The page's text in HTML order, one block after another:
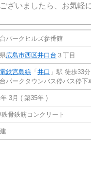
ざいましたら、お気軽
パークヒルズ参番館
広島市西区井口台 ３丁目
鉄宮島線 「井口 」駅 徒歩33分
パークタウンバス停バス停
3月 ( 築35年 )
骨鉄筋コンクリート